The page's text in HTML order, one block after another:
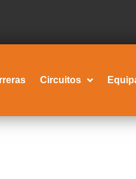
Circuitos